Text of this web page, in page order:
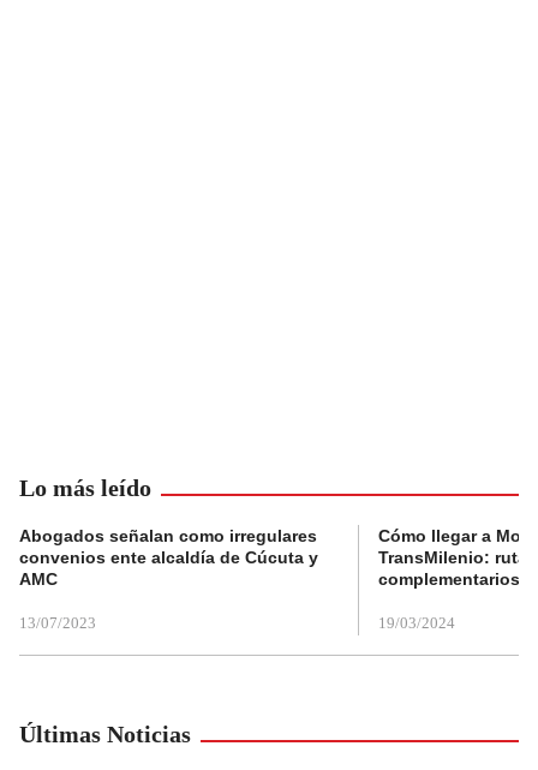
Lo más leído
Abogados señalan como irregulares
convenios ente alcaldía de Cúcuta y
AMC
13/07/2023
Cómo llegar a
TransMilenio:
complementarios
19/03/2024
Últimas Noticias